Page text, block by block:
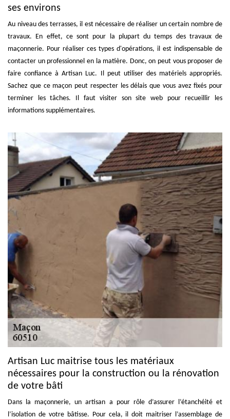
ses environs
Au niveau des terrasses, il est nécessaire de réaliser un certain nombre de
travaux. En effet, ce sont pour la plupart du temps des travaux de
maçonnerie. Pour réaliser ces types d'opérations, il est indispensable de
contacter un professionnel en la matière. Donc, on peut vous proposer de
faire confiance à Artisan Luc. Il peut utiliser des matériels appropriés.
Sachez que ce maçon peut respecter les délais que vous avez fixés pour
terminer les tâches. Il faut visiter son site web pour recueillir les
informations supplémentaires.
Artisan Luc maitrise tous les matériaux
nécessaires pour la construction ou la rénovation
de votre bâti
Dans la maçonnerie, un artisan a pour rôle d’assurer l’étanchéité et
l’isolation de votre bâtisse. Pour cela, il doit maitriser l’assemblage de